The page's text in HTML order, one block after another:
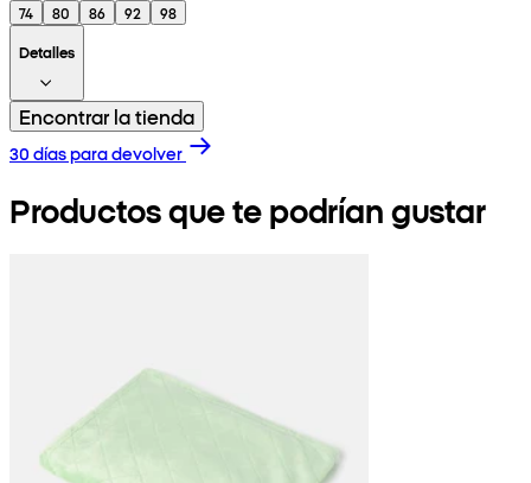
74 80 86 92
98
Detalles
Encontrar la tienda
30 días para devolver
Productos que te podrían gustar